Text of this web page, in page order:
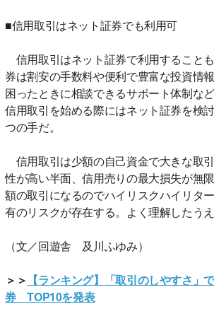
■信用取引はネット証券でも利用可
信用取引はネット証券で利用すること
券は割安の手数料や便利で豊富な投資情報
困ったときに相談できるサポート体制な
信用取引を始める際にはネット証券を検
つの手だ。
信用取引は少額の自己資金で大きな取
性が高い半面、信用売りの最大損失が無
額の取引になるのでハイリスクハイリタ
有のリスクが存在する。よく理解したうえ
（文／回遊舎 及川ふゆみ）
＞＞ 【ランキング】「取引のしやすさ」
券 TOP10を発表